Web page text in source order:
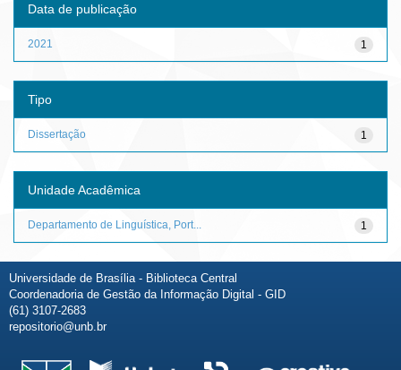
Data de publicação
1
2021
Tipo
1
Dissertação
Unidade Acadêmica
1
Departamento de Linguística, Port...
Universidade de Brasília - Biblioteca Central
Coordenadoria de Gestão da Informação Digital - GID
(61) 3107-2683
repositorio@unb.br